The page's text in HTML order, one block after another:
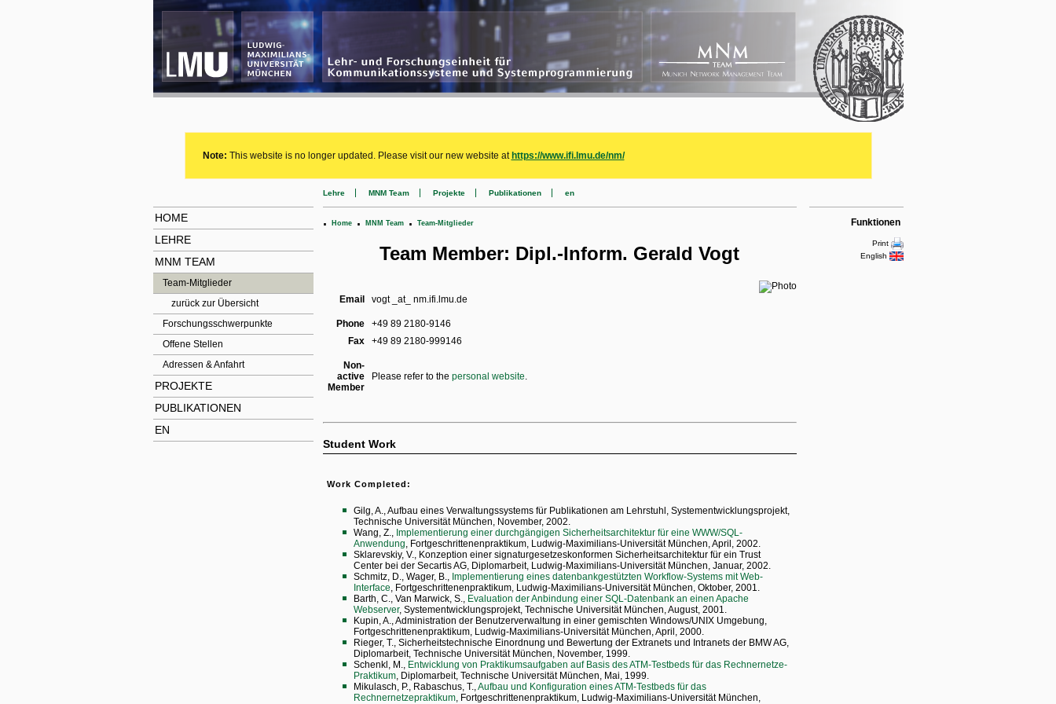
Note: This website is no longer updated. Please visit our new website at https://www.ifi.lmu.de/nm/
HOME
LEHRE
MNM TEAM
Team-Mitglieder
zurück zur Übersicht
Forschungsschwerpunkte
Offene Stellen
Adressen & Anfahrt
PROJEKTE
PUBLIKATIONEN
EN
Funktionen
Print
English
Lehre MNM Team Projekte Publikationen en
. Home . MNM Team . Team-Mitglieder
Team Member: Dipl.-Inform. Gerald Vogt
Email vogt _at_ nm.ifi.lmu.de
Phone
+49 89 2180-9146
Fax
+49 89 2180-999146
Non-
active
Member
Please refer to thepersonal website.
Student Work
Work Completed:
Gilg, A., Aufbau eines Verwaltungssystems für Publikationen am Lehrstuhl, Systementwicklungsprojekt,
Technische Universität München, November, 2002.
Wang, Z., Implementierung einer durchgängigen Sicherheitsarchitektur für eine WWW/SQL-
Anwendung, Fortgeschrittenenpraktikum, Ludwig-Maximilians-Universität München, April, 2002.
Sklarevskiy, V., Konzeption einer signaturgesetzeskonformen Sicherheitsarchitektur für ein Trust
Center bei der Secartis AG, Diplomarbeit, Ludwig-Maximilians-Universität München, Januar, 2002.
Schmitz, D., Wager, B., Implementierung eines datenbankgestützten Workflow-Systems mit Web-
Interface, Fortgeschrittenenpraktikum, Ludwig-Maximilians-Universität München, Oktober, 2001.
Barth, C., Van Marwick, S., Evaluation der Anbindung einer SQL-Datenbank an einen Apache
Webserver, Systementwicklungsprojekt, Technische Universität München, August, 2001.
Kupin, A., Administration der Benutzerverwaltung in einer gemischten Windows/UNIX Umgebung,
Fortgeschrittenenpraktikum, Ludwig-Maximilians-Universität München, April, 2000.
Rieger, T., Sicherheitstechnische Einordnung und Bewertung der Extranets und Intranets der BMW AG,
Diplomarbeit, Technische Universität München, November, 1999.
Schenkl, M., Entwicklung von Praktikumsaufgaben auf Basis des ATM-Testbeds für das Rechnernetze-
Praktikum, Diplomarbeit, Technische Universität München, Mai, 1999.
Mikulasch, P., Rabaschus, T.,Aufbau und Konfiguration eines ATM-Testbeds für das
Rechnernetzepraktikum, Fortgeschrittenenpraktikum, Ludwig-Maximilians-Universität München,